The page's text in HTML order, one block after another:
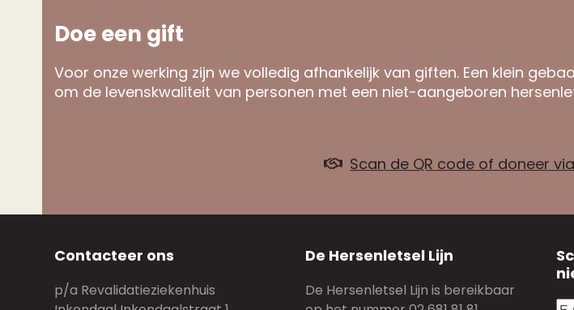
Doe een gift
Voor onze werking zijn we volledig afhankelijk van giften. Een klein
om de levenskwaliteit van personen met een niet-aangeboren
Scan de QR code of doneer
Contacteer ons
p/a Revalidatieziekenhuis
De Hersenletsel Lijn
De Hersenletsel Lijn is bereikbaar